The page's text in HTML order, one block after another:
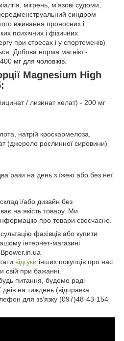
мігрень, м'язові судоми,
синдром
вживання проносних і
психічних і фізичних
при стресах і у спортсменів)
Добова норма магнію -
мг для чоловіків.
Magnesium High
/ лизинат хелат) - 200 мг
натрій кроскармелоза,
(джерело рослинної сировини)
рази на день з їжею або без неї.
і/або дизайн без
на якість товару. Ми
про товари своєчасно.
фахівців або купити
інтернет-магазині
відгуки інших покупців про нас
свій при бажанні.
питання, будемо раді
на тиждень (відправка
для зв'язку (097)48-43-154